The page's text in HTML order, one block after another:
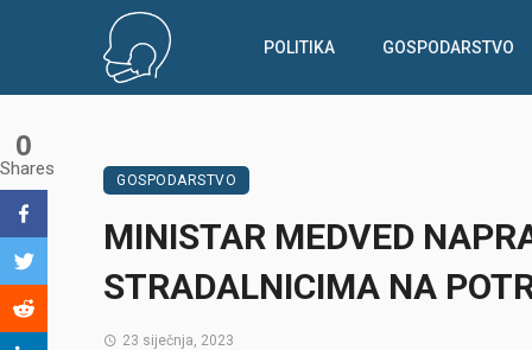
POLITIKA GOSPODARSTVO
GOSPODARSTVO
MINISTAR MEDVED
STRADALNICIMA NA
23 siječnja, 2023
0
Shares